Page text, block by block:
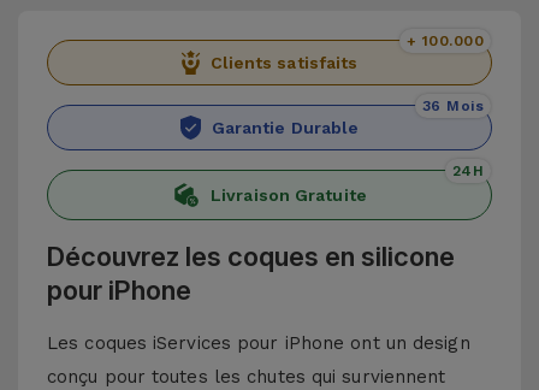
Clients satisfaits
+ 100.000
Garantie Durable
36 Mois
Livraison Gratuite
24H
Découvrez les coques en silicone
pour iPhone
Les coques iServices pour iPhone ont un design
conçu pour toutes les chutes qui surviennent